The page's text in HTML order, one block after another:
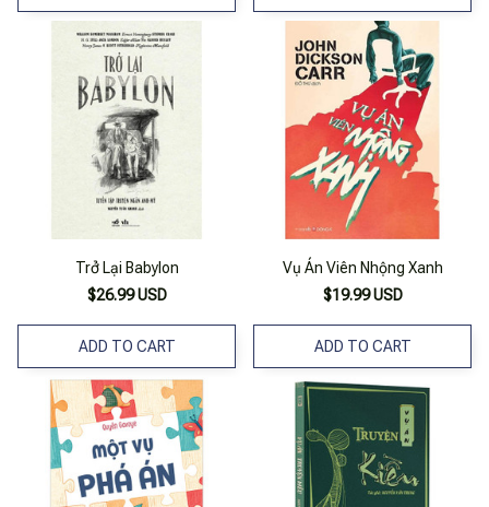
Trở Lại Babylon
$26.99 USD
ADD TO CART
Vụ Án Viên Nhộng Xanh
$19.99 USD
ADD TO CART